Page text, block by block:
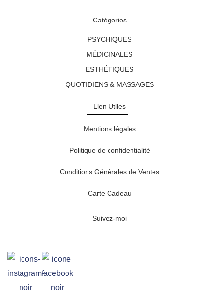
Catégories
PSYCHIQUES
MÉDICINALES
ESTHÉTIQUES
QUOTIDIENS & MASSAGES
Lien Utiles
Mentions légales
Politique de confidentialité
Conditions Générales de Ventes
Carte Cadeau
Suivez-moi